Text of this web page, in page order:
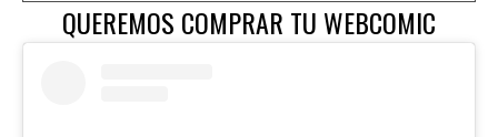
QUEREMOS COMPRAR TU WEBCOMIC